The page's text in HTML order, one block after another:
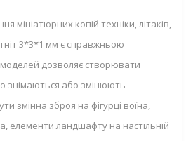
мініатюрних копій техніки, літаків,
3*3*1 мм є справжньою
дозволяє створювати
знімаються або змінюють
змінна зброя на фігурці воїна,
елементи ландшафту на настільній